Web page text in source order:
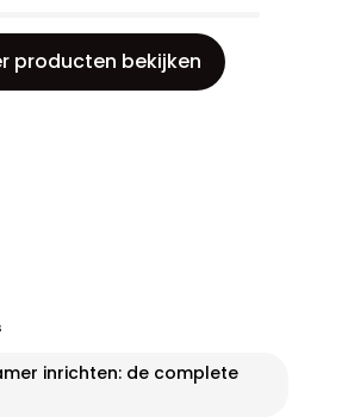
producten bekijken
inrichten: de complete